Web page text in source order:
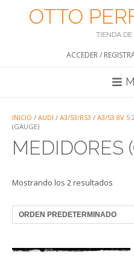
OTTO
TIENDA DE
ACCEDER /
INICIO / AUDI / A3/S3/RS3 / A3/S3 8V.5
(GAUGE)
MEDIDORES
Mostrando los 2 resultados